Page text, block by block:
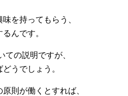
を持ってもらう、
んです。
ての説明ですが、
うでしょう。
則が働くとすれば、